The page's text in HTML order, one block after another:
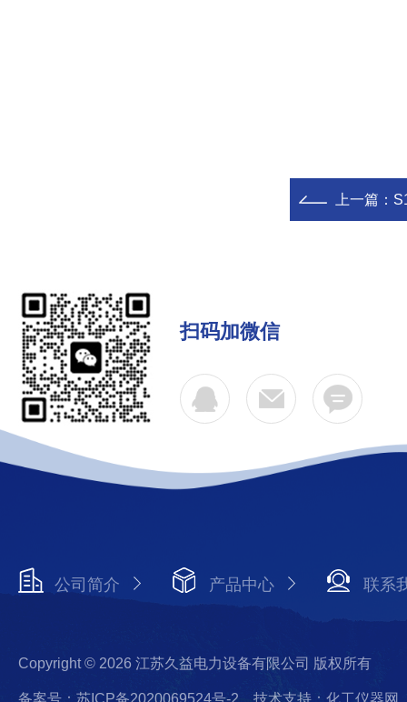
上一篇：
扫码加微信
公司简介 产品中心 联系
Copyright © 2026 江苏久益电力设备有限公司 版权所有
备案号：苏ICP备2020069524号-2 技术支持：化工仪器网